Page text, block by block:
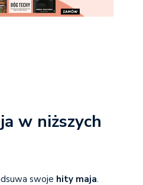
w niższych
swoje hity maja.